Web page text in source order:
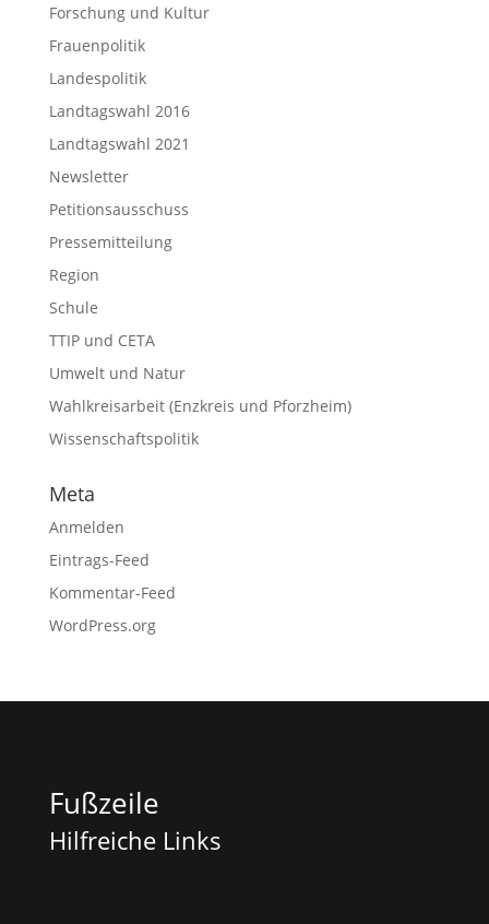
Forschung und Kultur
Frauenpolitik
Landespolitik
Landtagswahl 2016
Landtagswahl 2021
Newsletter
Petitionsausschuss
Pressemitteilung
Region
Schule
TTIP und CETA
Umwelt und Natur
Wahlkreisarbeit (Enzkreis und Pforzheim)
Wissenschaftspolitik
Meta
Anmelden
Eintrags-Feed
Kommentar-Feed
WordPress.org
Fußzeile
Hilfreiche Links